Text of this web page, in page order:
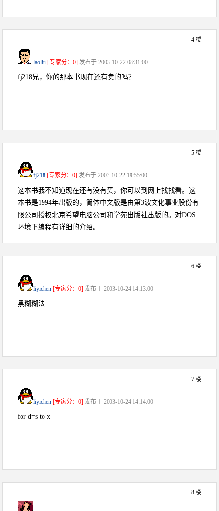
4 楼
laoliu [专家分：0] 发布于 2003-10-22 08:31:00
fj218兄，你的那本书现在还有卖的吗？
5 楼
fj218 [专家分：0] 发布于 2003-10-22 19:55:00
这本书我不知道现在还有没有买，你可以到网上找找看。这
本书是1994年出版的，简体中文版是由第3波文化事业股份有
限公司授权北京希望电脑公司和学苑出版社出版的。对DOS
环境下编程有详细的介绍。
6 楼
liyichen [专家分：0] 发布于 2003-10-24 14:13:00
黑糊糊法
7 楼
liyichen [专家分：0] 发布于 2003-10-24 14:14:00
for d=s to x
8 楼